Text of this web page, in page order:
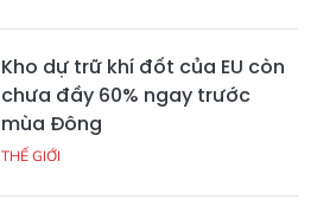
Kho dự trữ khí đốt của EU còn
chưa đầy 60% ngay trước
mùa Đông
THẾ GIỚI